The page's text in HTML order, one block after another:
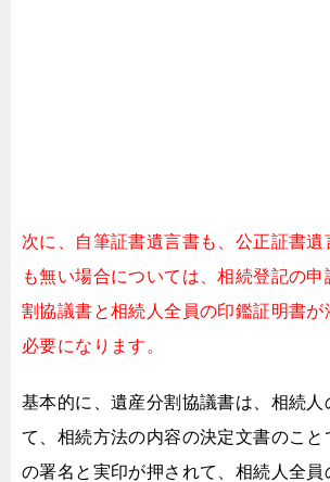
次に、自筆証書遺言書も、公正証書遺
も無い場合については、相続登記の申
割協議書と相続人全員の印鑑証明書が
必要になります。
基本的に、遺産分割協議書は、相続人
て、 相続方法の内容の決定文書のこと
の署名と実印が押されて、 相続人全員